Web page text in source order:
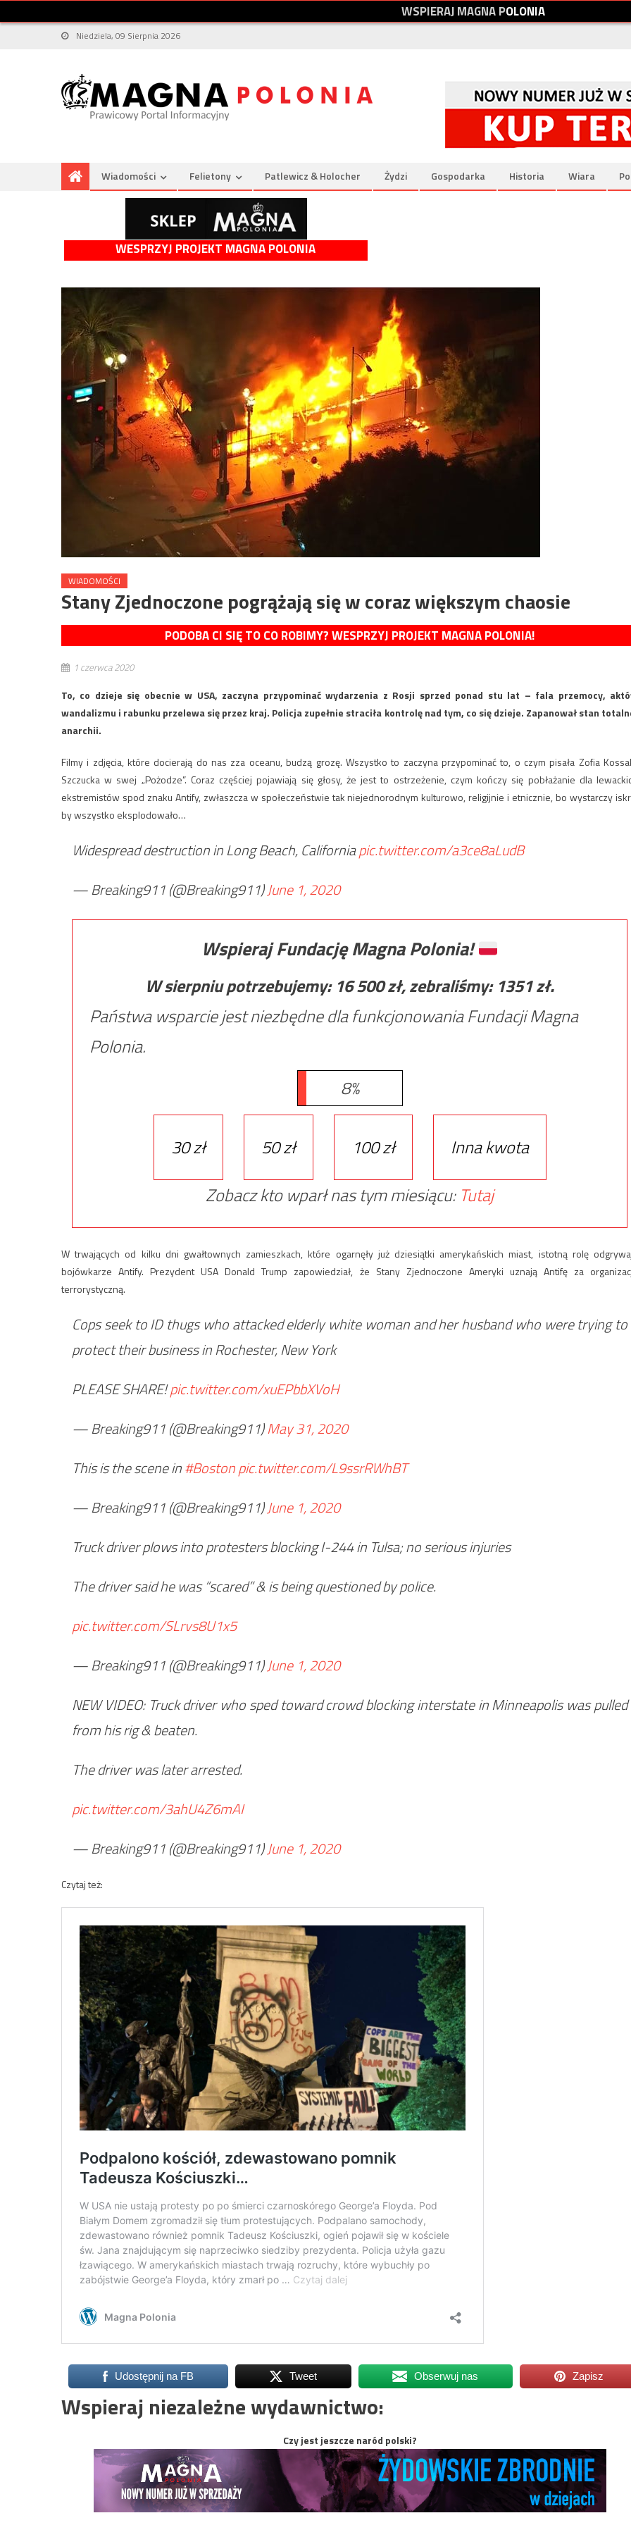
WSPIERAJMAGNAPOLONIA
Niedziela, 09 Sierpnia 2026
Wiadomości Felietony Patlewicz & Holocher Żydzi Gospodarka Historia Wiara
WESPRZYJ PROJEKT MAGNA POLONIA
WIADOMOŚCI
Stany Zjednoczone pogrążają się w coraz większym chaosie
PODOBA CI SIĘ TO CO ROBIMY? WESPRZYJ PROJEKT MAGNA POLONIA!
1 czerwca 2020
To, co dzieje się obecnie w USA, zaczyna przypominać wydarzenia z Rosji sprzed ponad stu lat – fala przemocy,
wandalizmu i rabunku przelewa się przez kraj. Policja zupełnie straciła kontrolę nad tym, co się dzieje. Zapanował stan
anarchii.
Filmy i zdjęcia, które docierają do nas zza oceanu, budzą grozę. Wszystko to zaczyna przypominać to, o czym pisała Zofia
Szczucka w swej „Pożodze”. Coraz częściej pojawiają się głosy, że jest to ostrzeżenie, czym kończy się pobłażanie dla
ekstremistów spod znaku Antify, zwłaszcza w społeczeństwie tak niejednorodnym kulturowo, religijnie i etnicznie, bo wystarczy
by wszystko eksplodowało…
Widespread destruction in Long Beach, Californiapic.twitter.com/a3ce8aLudB
— Breaking911 (@Breaking911)June 1, 2020
Wspieraj Fundację Magna Polonia!
W sierpniu potrzebujemy: 16 500zł, zebraliśmy: 1351zł.
Państwa wsparcie jest niezbędne dla funkcjonowania Fundacji Magna
Polonia.
8%
30 zł 50 zł 100 zł
Inna kwota
Zobacz kto wparł nas tym miesiącu: Tutaj
W trwających od kilku dni gwałtownych zamieszkach, które ogarnęły już dziesiątki amerykańskich miast, istotną rolę
bojówkarze Antify. Prezydent USA Donald Trump zapowiedział, że Stany Zjednoczone Ameryki uznają Antifę za
terrorystyczną.
Cops seek to ID thugs who attacked elderly white woman and her husband who were trying to
protect their business in Rochester, New York
PLEASE SHARE!pic.twitter.com/xuEPbbXVoH
— Breaking911 (@Breaking911)May 31, 2020
This is the scene in#Bostonpic.twitter.com/L9ssrRWhBT
— Breaking911 (@Breaking911)June 1, 2020
Truck driver plows into protesters blocking I-244 in Tulsa; no serious injuries
The driver said he was “scared” & is being questioned by police.
pic.twitter.com/SLrvs8U1x5
— Breaking911 (@Breaking911)June 1, 2020
NEW VIDEO: Truck driver who sped toward crowd blocking interstate in Minneapolis was pulled
from his rig & beaten.
The driver was later arrested.
pic.twitter.com/3ahU4Z6mAI
— Breaking911 (@Breaking911)June 1, 2020
Czytaj też:
Udostępnij na FB Tweet Obserwuj nas Zapisz
Wspieraj niezależne wydawnictwo:
Czy jest jeszcze naród polski?